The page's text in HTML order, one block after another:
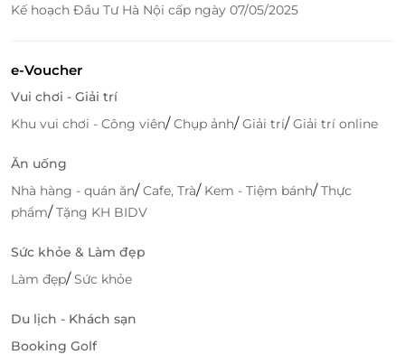
Kế hoạch Đầu Tư Hà Nội cấp ngày 07/05/2025
e-Voucher
Vui chơi - Giải trí
Khu vui chơi - Công viên/Chụp ảnh/Giải trí/Giải trí online
Ăn uống
Nhà hàng - quán ăn/Cafe, Trà/ Kem - Tiệm bánh/Thực
phẩm/Tặng KH BIDV
Sức khỏe & Làm đẹp
Làm đẹp/Sức khỏe
Du lịch - Khách sạn
Booking Golf